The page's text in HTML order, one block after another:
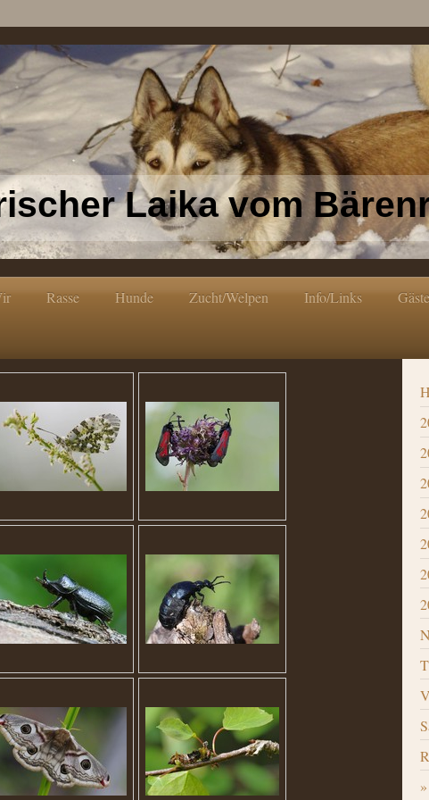
Laika vom
Rasse Hunde Zucht/Welpen Info/Links